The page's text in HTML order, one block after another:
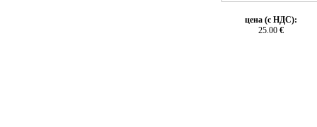
цена (с НДС):
25.00 €